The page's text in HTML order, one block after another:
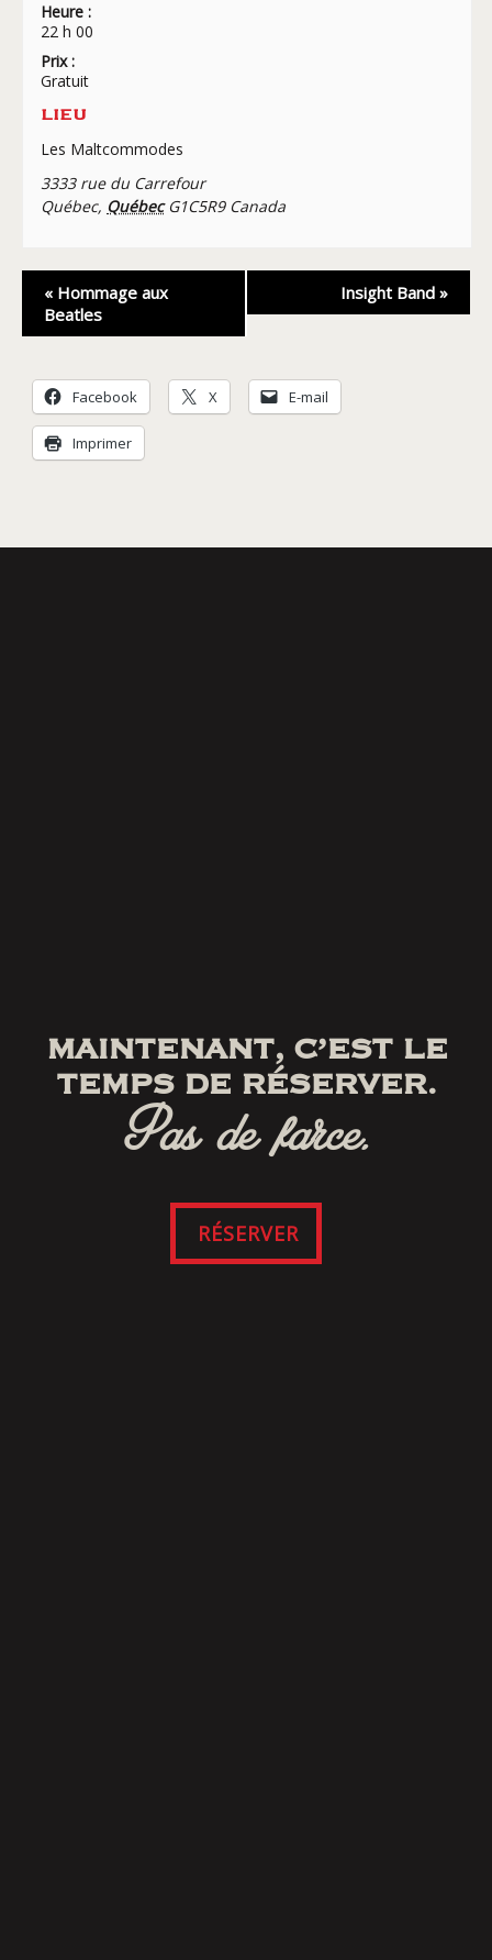
Heure :
22 h 00
Prix :
Gratuit
LIEU
Les Maltcommodes
3333 rue du Carrefour
Québec, Québec G1C5R9 Canada
Navigation
Évènement
« Hommage aux
Beatles
Insight Band »
Facebook X E-mail
Imprimer
MAINTENANT, C’EST LE
TEMPS DE RÉSERVER.
Pas de farce.
RÉSERVER